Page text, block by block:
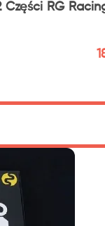
RG